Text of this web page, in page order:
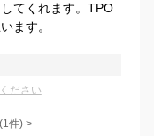
てくれます。TPO
ます。
ださい
(1件) >